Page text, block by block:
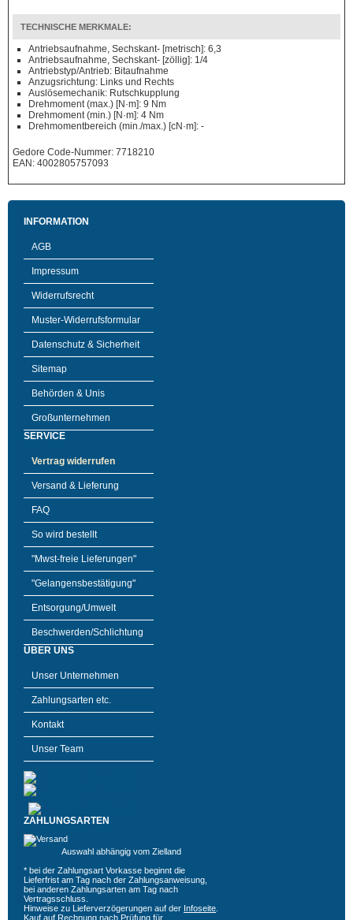
TECHNISCHE MERKMALE:
Antriebsaufnahme, Sechskant- [metrisch]: 6,3
Antriebsaufnahme, Sechskant- [zöllig]: 1/4
Antriebstyp/Antrieb: Bitaufnahme
Anzugsrichtung: Links und Rechts
Auslösemechanik: Rutschkupplung
Drehmoment (max.) [N·m]: 9 Nm
Drehmoment (min.) [N·m]: 4 Nm
Drehmomentbereich (min./max.) [cN·m]: -
Gedore Code-Nummer: 7718210
EAN: 4002805757093
INFORMATION
AGB
Impressum
Widerrufsrecht
Muster-Widerrufsformular
Datenschutz & Sicherheit
Sitemap
Behörden & Unis
Großunternehmen
SERVICE
Vertrag widerrufen
Versand & Lieferung
FAQ
So wird bestellt
"Mwst-freie Lieferungen"
"Gelangensbestätigung"
Entsorgung/Umwelt
Beschwerden/Schlichtung
ÜBER UNS
Unser Unternehmen
Zahlungsarten etc.
Kontakt
Unser Team
ZAHLUNGSARTEN
Auswahl abhängig vom Zielland
* bei der Zahlungsart Vorkasse beginnt die
Lieferfrist am Tag nach der Zahlungsanweisung,
bei anderen Zahlungsarten am Tag nach
Vertragsschluss.
Hinweise zu Lieferverzögerungen auf der Infoseite
Kauf auf Rechnung nach Prüfung für